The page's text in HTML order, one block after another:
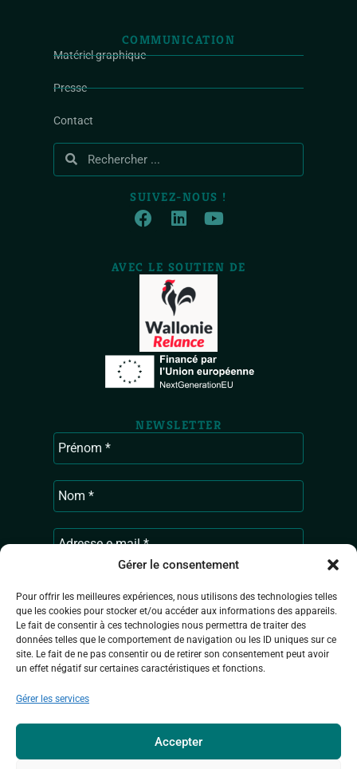
Gérer le consentement
Pour offrir les meilleures expériences, nous utilisons des technologies telles
que les cookies pour stocker et/ou accéder aux informations des appareils.
Le fait de consentir à ces technologies nous permettra de traiter des
données telles que le comportement de navigation ou les ID uniques sur ce
site. Le fait de ne pas consentir ou de retirer son consentement peut avoir
un effet négatif sur certaines caractéristiques et fonctions.
Gérer les services
Accepter
COMMUNICATION
Matériel graphique
Presse
Contact
SUIVEZ-NOUS !
AVEC LE SOUTIEN DE
NEWSLETTER
Ardenne & Gaume traite les données
recueillies pour vous envoyer les actualités
de l’association. Pour en savoir plus sur la
consultez